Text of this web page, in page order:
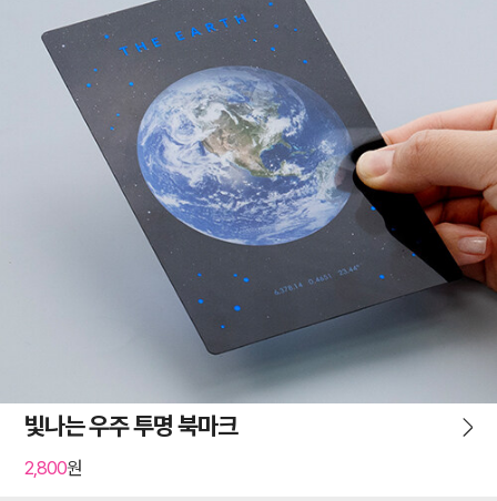
빛나는 우주 투명 북마크
2,800원